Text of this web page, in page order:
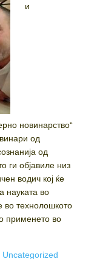
и
новинарство“
од
од
ги објавиле низ
водич кој ќе
науката во
во технолошкото
применето во
Categories
Uncategorized